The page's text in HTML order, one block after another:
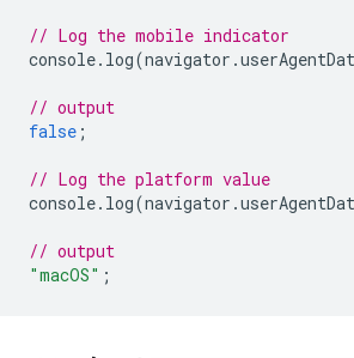
// Log the mobile indicator
console. log(navigator .
// output
false ;
// Log the platform value
console. log(navigator .
// output
"macOS" ;